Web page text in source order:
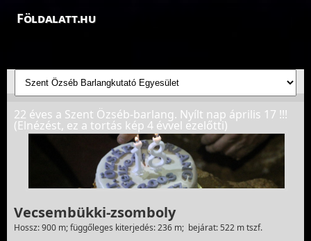
Földalatt.hu
Felfedezések a föld alatt - feltáró barlangkutatások
22 éves a Szent Özséb-barlang. Nyílt nap április 17 !!!
(Elnézést, ez a tortás kép 4 évvel ezelőtti)
Vecsembükki-zsomboly
Hossz: 900 m; függőleges kiterjedés: 236 m; bejárat: 522 m tszf.